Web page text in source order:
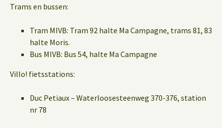
Trams en bussen:
Tram MIVB: Tram 92 halte Ma Campagne, trams 81, 83
halte Moris.
Bus MIVB: Bus 54, halte Ma Campagne
Villo! fietsstations:
Duc Petiaux – Waterloosesteenweg 370-376, station
nr 78